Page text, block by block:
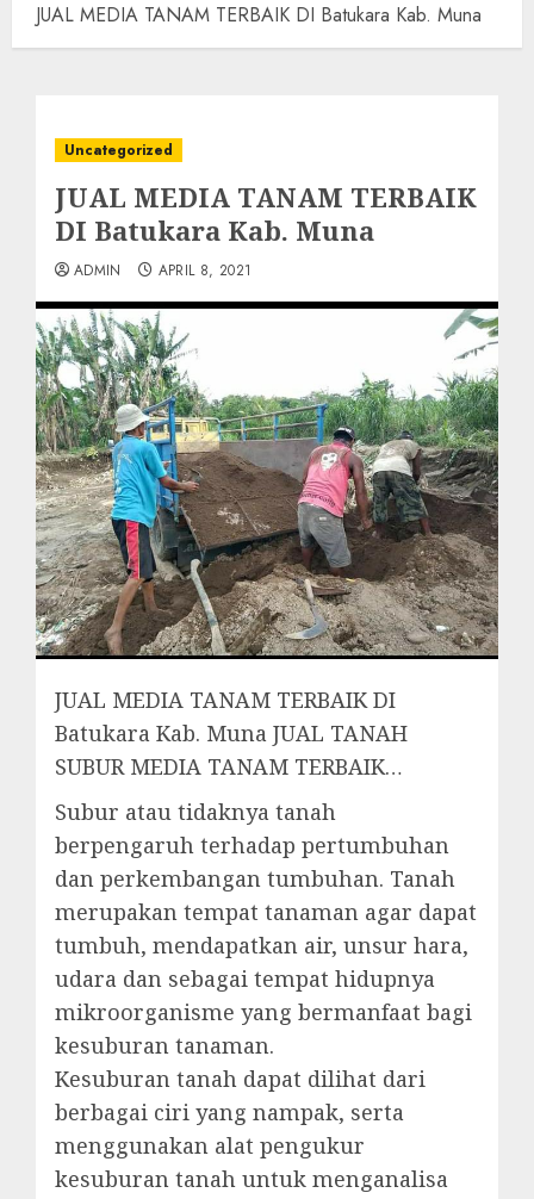
JUAL MEDIA TANAM TERBAIK DI Batukara Kab. Muna
Uncategorized
JUAL MEDIA TANAM TERBAIK
DI Batukara Kab. Muna
ADMIN APRIL 8, 2021
JUAL MEDIA TANAM TERBAIK DI
Batukara Kab. Muna JUAL TANAH
SUBUR MEDIA TANAM TERBAIK…
Subur atau tidaknya tanah
berpengaruh terhadap pertumbuhan
dan perkembangan tumbuhan. Tanah
merupakan tempat tanaman agar dapat
tumbuh, mendapatkan air, unsur hara,
udara dan sebagai tempat hidupnya
mikroorganisme yang bermanfaat bagi
kesuburan tanaman.
Kesuburan tanah dapat dilihat dari
berbagai ciri yang nampak, serta
menggunakan alat pengukur
kesuburan tanah untuk menganalisa